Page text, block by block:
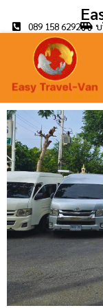
089 158 6292 บ